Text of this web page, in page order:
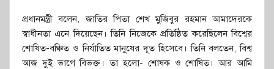
প্রধানমন্ত্রী বলেন, জাতির পিতা শেখ মুজিবুর রহমান আমাদেরকে
স্বাধীনতা এনে দিয়েছেন। তিনি নিজেকে প্রতিষ্ঠিত করেছিলেন বিশ্বের
শোষিত-বঞ্চিত ও নির্যাতিত মানুষের দূত হিসেবে। তিনি বলতেন, বিশ্ব
আজ দুই ভাগে বিভক্ত। তা হলো- শোষক ও শোষিত। আর আমি